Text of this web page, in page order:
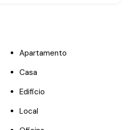
Apartamento
Casa
Edificio
Local